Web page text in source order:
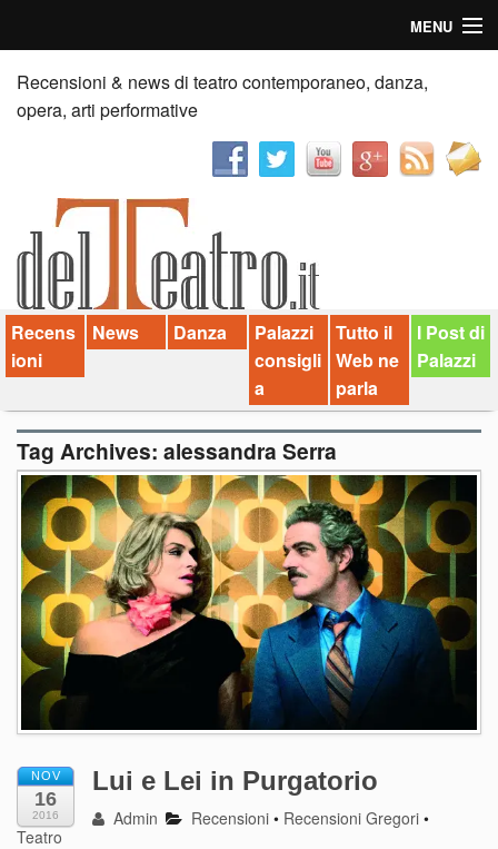
MENU
Home
Recensioni
News
Palazzi consiglia
Video
Chi siamo
Contatti
dT in English
Recensioni & news di teatro contemporaneo, danza,
opera, arti performative
Recens
ioni
News Danza
Palazzi
consigli
a
Tutto il
Web ne
parla
I Post di
Palazzi
Tag Archives: alessandra Serra
NOV
16
2016
Lui e Lei in Purgatorio
Admin Recensioni • Recensioni Gregori •
Teatro